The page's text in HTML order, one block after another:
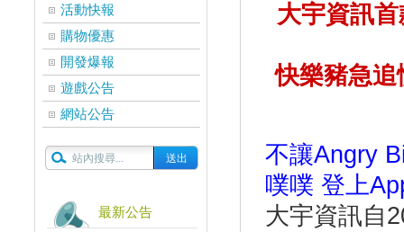
活動快報
購物優惠
開發爆報
遊戲公告
網站公告
最新公告
大宇資訊
快樂豬急
不讓Angry
噗噗 登上
大宇資訊自